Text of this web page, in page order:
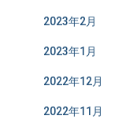
2023年2月
2023年1月
2022年12月
2022年11月